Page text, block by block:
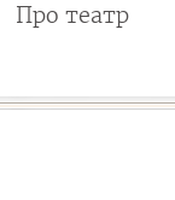
Про театр